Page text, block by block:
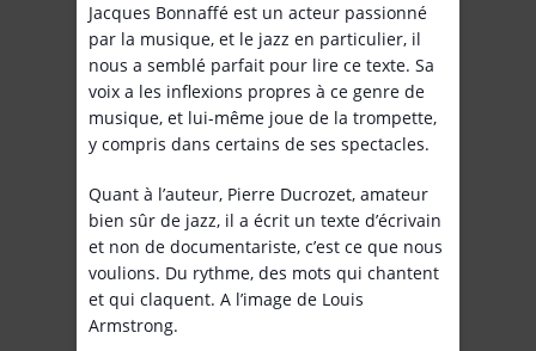
Jacques Bonnaffé est un acteur passionné
par la musique, et le jazz en particulier, il
nous a semblé parfait pour lire ce texte. Sa
voix a les inflexions propres à ce genre de
musique, et lui-même joue de la trompette,
y compris dans certains de ses spectacles.
Quant à l’auteur, Pierre Ducrozet, amateur
bien sûr de jazz, il a écrit un texte d’écrivain
et non de documentariste, c’est ce que nous
voulions. Du rythme, des mots qui chantent
et qui claquent. A l’image de Louis
Armstrong.